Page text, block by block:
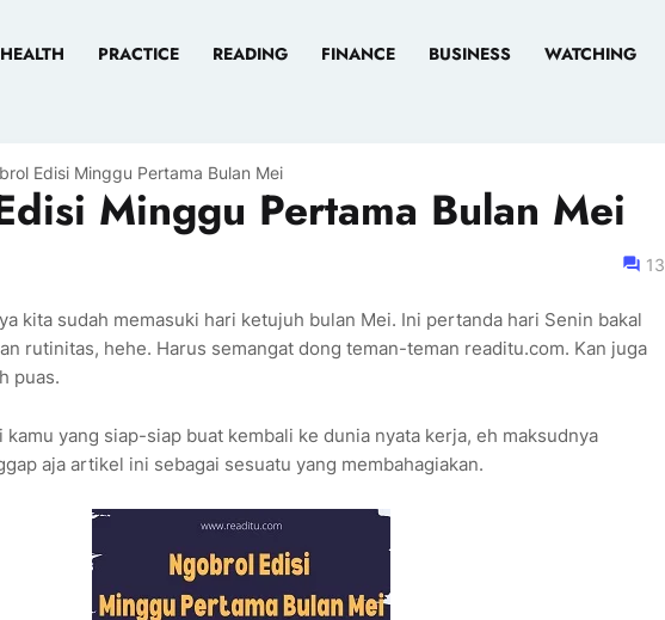
HEALTH PRACTICE READING FINANCE BUSINESS WATCHING
Edisi Minggu Pertama Bulan Mei
Minggu Pertama Bulan Mei
13
kita sudah memasuki hari ketujuh bulan Mei. Ini pertanda hari Senin bakal
rutinitas, hehe. Harus semangat dong teman-teman readitu.com. Kan juga
puas.
kamu yang siap-siap buat kembali ke dunia nyata kerja, eh maksudnya
aja artikel ini sebagai sesuatu yang membahagiakan.